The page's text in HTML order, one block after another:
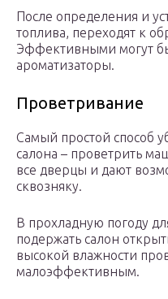
После определения и
топлива, переходят к
Эффективными могут
ароматизаторы.
Проветривание
Самый простой способ
салона – проветрить
все дверцы и дают
сквозняку.
В прохладную погоду
подержать салон
высокой влажности
малоэффективным.